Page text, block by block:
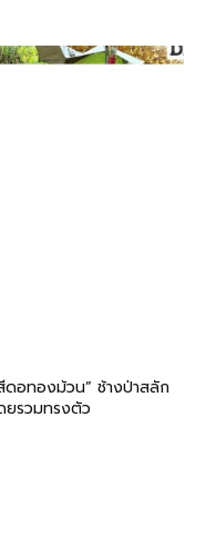
ดอทองม้วน” ช้างป่าสลัก
ยรวมทรงตัว